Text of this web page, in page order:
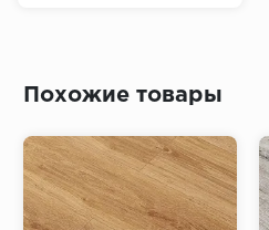
Похожие товары